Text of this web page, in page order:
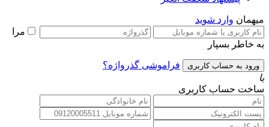
میهمان وارد شوید
مرا
به خاطر بسپار
فراموشی گذرواژه؟
یا
ساخت حساب کاربری